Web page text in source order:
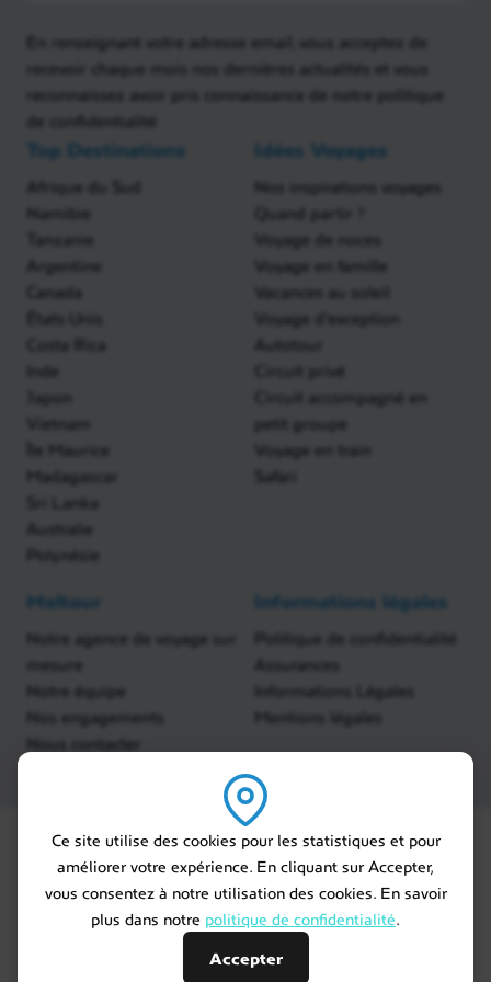
Ce site utilise des cookies pour les statistiques et pour
améliorer votre expérience. En cliquant sur Accepter,
vous consentez à notre utilisation des cookies. En savoir
plus dans notre politique de confidentialité.
Accepter
En renseignant votre adresse email, vous acceptez de
recevoir chaque mois nos dernières actualités et vous
reconnaissez avoir pris connaissance de notre politique
de confidentialité
Top Destinations
Afrique du Sud
Namibie
Tanzanie
Argentine
Canada
États-Unis
Costa Rica
Inde
Japon
Vietnam
Île Maurice
Madagascar
Sri Lanka
Australie
Polynésie
Idées Voyages
Nos inspirations voyages
Quand partir ?
Voyage de noces
Voyage en famille
Vacances au soleil
Voyage d'exception
Autotour
Circuit privé
Circuit accompagné en
petit groupe
Voyage en train
Safari
Meltour
Notre agence de voyage sur
mesure
Notre équipe
Nos engagements
Nous contacter
Informations légales
Politique de confidentialité
Assurances
Informations Légales
Mentions légales